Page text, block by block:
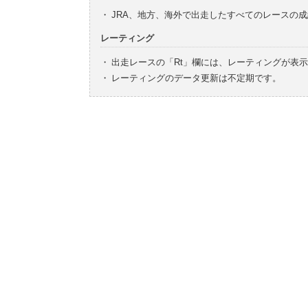
・ JRA、地方、海外で出走したすべてのレースの
レーティング
・ 出走レースの「Rt」欄には、レーティングが表
・
レーティングのデータ更新は不定期です。